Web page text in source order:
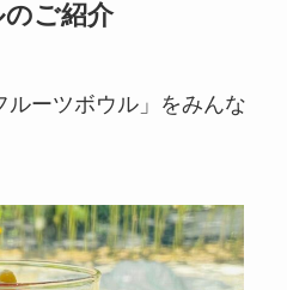
ご紹介
ーツボウル」をみんな